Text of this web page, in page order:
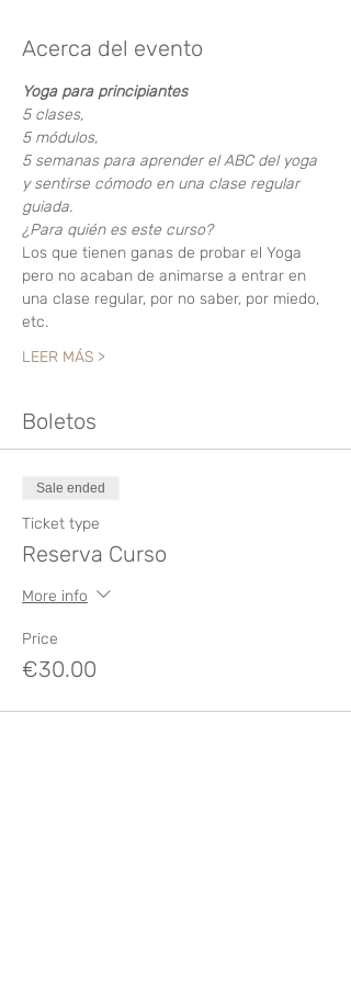
Acerca del evento
Yoga para principiantes
5 clases,
5 módulos,
5 semanas para aprender el ABC del yoga
y sentirse cómodo en una clase regular
guiada.
¿Para quién es este curso?
Los que tienen ganas de probar el Yoga
pero no acaban de animarse a entrar en
una clase regular, por no saber, por miedo,
etc.
LEER MÁS >
Boletos
Sale ended
Ticket type
Reserva Curso
More info
Price
€30.00